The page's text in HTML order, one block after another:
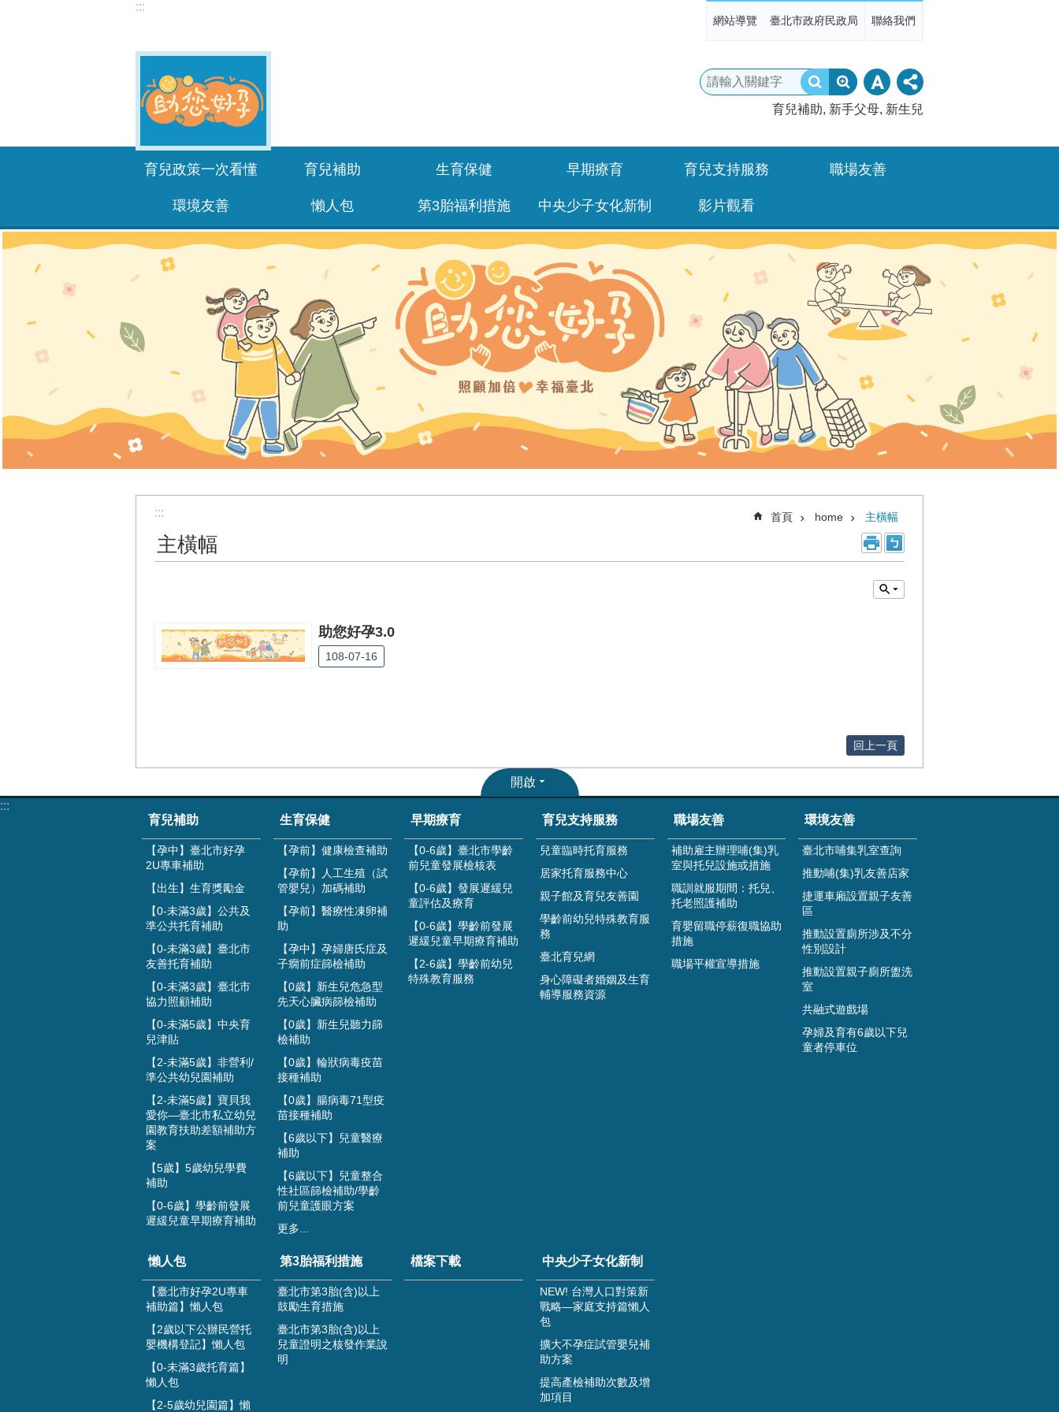
:::
網站導覽 臺北市政府民政局 聯絡我們
育兒補助 新手父母 新生兒
育兒政策一次看懂 育兒補助 生育保健 早期療育 育兒支持服務 職場友善
環境友善 懶人包 第3胎福利措施 中央少子女化新制 影片觀看
::: 首頁 home 主橫幅
主橫幅
助您好孕3.0
108-07-16
回上一頁
開啟
:::
育兒補助
【孕中】臺北市好孕
2U專車補助
【出生】生育獎勵金
【0-未滿3歲】公共及
準公共托育補助
【0-未滿3歲】臺北市
友善托育補助
【0-未滿3歲】臺北市
協力照顧補助
【0-未滿5歲】中央育
兒津貼
【2-未滿5歲】非營利/
準公共幼兒園補助
【2-未滿5歲】寶貝我
愛你—臺北市私立幼兒
園教育扶助差額補助方
案
【5歲】5歲幼兒學費
補助
【0-6歲】學齡前發展
遲緩兒童早期療育補助
生育保健
【孕前】健康檢查補助
【孕前】人工生殖（試
管嬰兒）加碼補助
【孕前】醫療性凍卵補
助
【孕中】孕婦唐氏症及
子癇前症篩檢補助
【0歲】新生兒危急型
先天心臟病篩檢補助
【0歲】新生兒聽力篩
檢補助
【0歲】輪狀病毒疫苗
接種補助
【0歲】腸病毒71型疫
苗接種補助
【6歲以下】兒童醫療
補助
【6歲以下】兒童整合
性社區篩檢補助/學齡
前兒童護眼方案
更多...
早期療育
【0-6歲】臺北市學齡
前兒童發展檢核表
【0-6歲】發展遲緩兒
童評估及療育
【0-6歲】學齡前發展
遲緩兒童早期療育補助
【2-6歲】學齡前幼兒
特殊教育服務
育兒支持服務
兒童臨時托育服務
居家托育服務中心
親子館及育兒友善園
學齡前幼兒特殊教育服
務
臺北育兒網
身心障礙者婚姻及生育
輔導服務資源
職場友善
補助雇主辦理哺(集)乳
室與托兒設施或措施
職訓就服期間：托兒、
托老照護補助
育嬰留職停薪復職協助
措施
職場平權宣導措施
環境友善
臺北市哺集乳室查詢
推動哺(集)乳友善店家
捷運車廂設置親子友善
區
推動設置廁所涉及不分
性別設計
推動設置親子廁所盥洗
室
共融式遊戲場
孕婦及育有6歲以下兒
童者停車位
懶人包
【臺北市好孕2U專車
補助篇】懶人包
【2歲以下公辦民營托
嬰機構登記】懶人包
【0-未滿3歲托育篇】
懶人包
【2-5歲幼兒園篇】懶
第3胎福利措施
臺北市第3胎(含)以上
鼓勵生育措施
臺北市第3胎(含)以上
兒童證明之核發作業說
明
檔案下載 中央少子女化新制
NEW! 台灣人口對策新
戰略—家庭支持篇懶人
包
擴大不孕症試管嬰兒補
助方案
提高產檢補助次數及增
加項目